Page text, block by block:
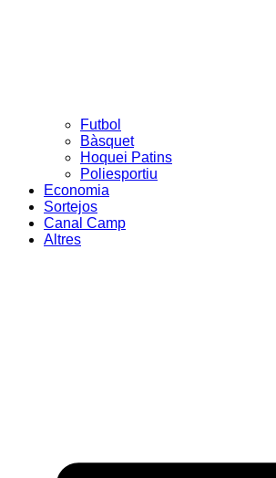
Futbol
Bàsquet
Hoquei Patins
Poliesportiu
Economia
Sortejos
Canal Camp
Altres